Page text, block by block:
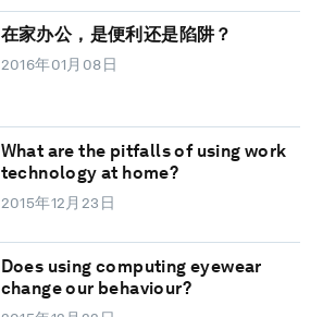
在家办公，是便利还是陷阱？
2016年01月08日
What are the pitfalls of using work
technology at home?
2015年12月23日
Does using computing eyewear
change our behaviour?